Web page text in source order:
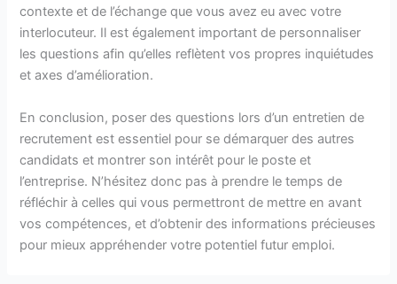
contexte et de l’échange que vous avez eu avec votre
interlocuteur. Il est également important de personnaliser
les questions afin qu’elles reflètent vos propres inquiétudes
et axes d’amélioration.
En conclusion, poser des questions lors d’un entretien de
recrutement est essentiel pour se démarquer des autres
candidats et montrer son intérêt pour le poste et
l’entreprise. N’hésitez donc pas à prendre le temps de
réfléchir à celles qui vous permettront de mettre en avant
vos compétences, et d’obtenir des informations précieuses
pour mieux appréhender votre potentiel futur emploi.